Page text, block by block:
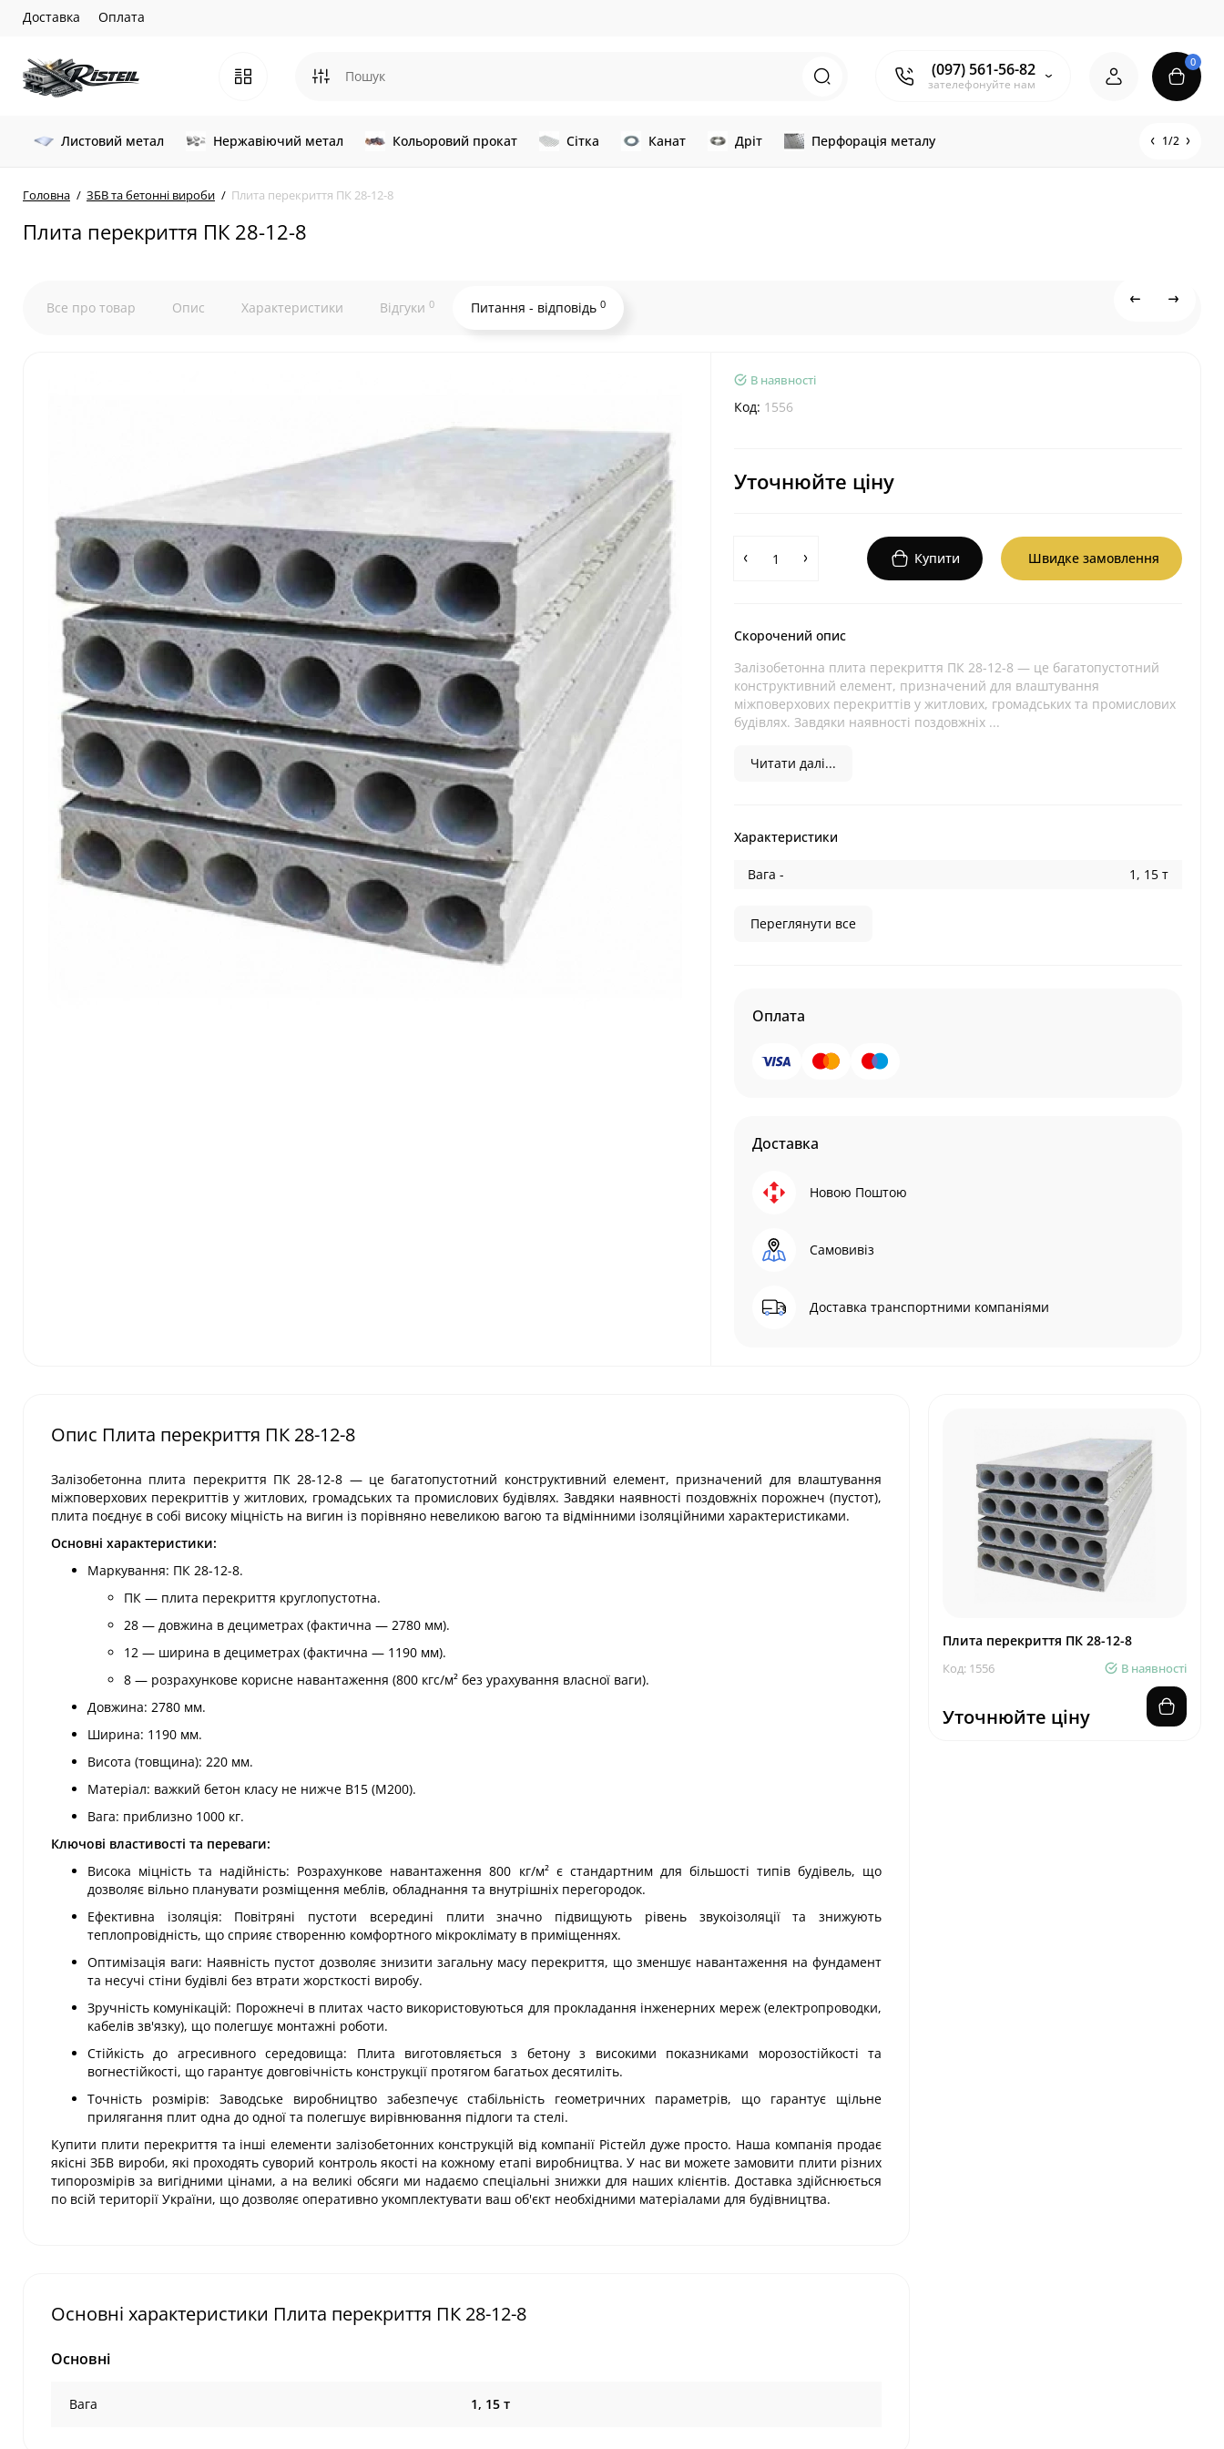
Доставка Оплата
(097) 561-56-82
зателефонуйте нам
0
Листовий метал Нержавіючий метал Кольоровий прокат Сітка Канат Дріт Перфорація металу 1/2
Головна ЗБВ та бетонні вироби Плита перекриття ПК 28-12-8
Плита перекриття ПК 28-12-8
Все про товар Опис Характеристики Відгуки 0 Питання - відповідь 0
В наявності
Код: 1556
Уточнюйте ціну
Купити Швидке замовлення
Скорочений опис
Залізобетонна плита перекриття ПК 28-12-8 — це багатопустотний
конструктивний елемент, призначений для влаштування
міжповерхових перекриттів у житлових, громадських та промислових
будівлях. Завдяки наявності поздовжніх ...
Читати далі...
Характеристики
Вага - 1, 15 т
Переглянути все
Оплата
Доставка
Новою Поштою
Самовивіз
Доставка транспортними компаніями
Опис Плита перекриття ПК 28-12-8
Залізобетонна плита перекриття ПК 28-12-8 — це багатопустотний конструктивний елемент, призначений для влаштування
міжповерхових перекриттів у житлових, громадських та промислових будівлях. Завдяки наявності поздовжніх порожнеч (пустот),
плита поєднує в собі високу міцність на вигин із порівняно невеликою вагою та відмінними ізоляційними характеристиками.
Основні характеристики:
Маркування: ПК 28-12-8.
ПК — плита перекриття круглопустотна.
28 — довжина в дециметрах (фактична — 2780 мм).
12 — ширина в дециметрах (фактична — 1190 мм).
8 — розрахункове корисне навантаження (800 кгс/м² без урахування власної ваги).
Довжина: 2780 мм.
Ширина: 1190 мм.
Висота (товщина): 220 мм.
Матеріал: важкий бетон класу не нижче В15 (М200).
Вага: приблизно 1000 кг.
Ключові властивості та переваги:
Висока міцність та надійність: Розрахункове навантаження 800 кг/м² є стандартним для більшості типів будівель, що
дозволяє вільно планувати розміщення меблів, обладнання та внутрішніх перегородок.
Ефективна ізоляція: Повітряні пустоти всередині плити значно підвищують рівень звукоізоляції та знижують
теплопровідність, що сприяє створенню комфортного мікроклімату в приміщеннях.
Оптимізація ваги: Наявність пустот дозволяє знизити загальну масу перекриття, що зменшує навантаження на фундамент
та несучі стіни будівлі без втрати жорсткості виробу.
Зручність комунікацій: Порожнечі в плитах часто використовуються для прокладання інженерних мереж (електропроводки,
кабелів зв'язку), що полегшує монтажні роботи.
Стійкість до агресивного середовища: Плита виготовляється з бетону з високими показниками морозостійкості та
вогнестійкості, що гарантує довговічність конструкції протягом багатьох десятиліть.
Точність розмірів: Заводське виробництво забезпечує стабільність геометричних параметрів, що гарантує щільне
прилягання плит одна до одної та полегшує вирівнювання підлоги та стелі.
Купити плити перекриття та інші елементи залізобетонних конструкцій від компанії Рістейл дуже просто. Наша компанія продає
якісні ЗБВ вироби, які проходять суворий контроль якості на кожному етапі виробництва. У нас ви можете замовити плити різних
типорозмірів за вигідними цінами, а на великі обсяги ми надаємо спеціальні знижки для наших клієнтів. Доставка здійснюється
по всій території України, що дозволяє оперативно укомплектувати ваш об'єкт необхідними матеріалами для будівництва.
Основні характеристики Плита перекриття ПК 28-12-8
Основні
Вага 1, 15 т
Плита перекриття ПК 28-12-8
Код: 1556 В наявності
Уточнюйте ціну